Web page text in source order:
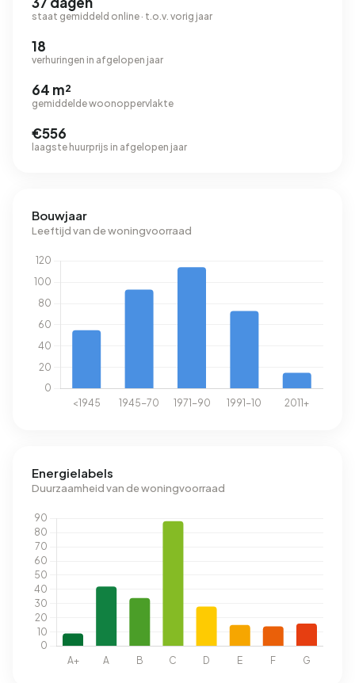
staat gemiddeld online · t.o.v. vorig jaar
18
verhuringen in afgelopen jaar
64 m²
gemiddelde woonoppervlakte
€556
laagste huurprijs in afgelopen jaar
Bouwjaar
Leeftijd van de woningvoorraad
Energielabels
Duurzaamheid van de woningvoorraad